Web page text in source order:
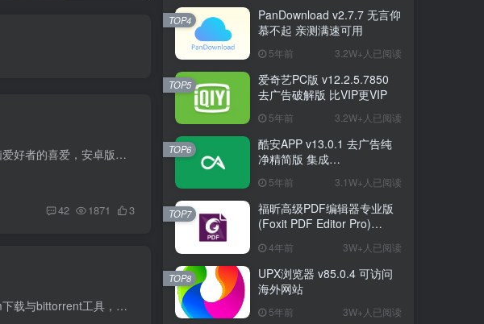
IDM+是一款功能强大且专业安卓资源下载器， 界面简单深受广大电脑爱好者的喜爱，安卓版本的IDM功能与电脑相似，都支持多线程下载，这些都不是重点，重点是电脑版的IDM不支持BT种子磁力下载，安...
42 1871 3
XDown，Torrent/磁力链/百度云下载神器，一款开源免费无广告的idm下载与bittorrent工具，多线程128并发的下载工具，专业的文件下载与分享工具。支持标准FTP/HTTP/HTTPS/HTTP2协议下载 ，支持BT...
PanDownload v2.7.7 无言仰
慕不起 亲测满速可用
5年前 3.2W+人已阅读
TOP4
爱奇艺PC版 v12.2.5.7850
去广告破解版 比VIP更VIP
5年前 3.2W+人已阅读
TOP5
酷安APP v13.0.1 去广告纯
净精简版 集成
FuckCoolapkR1.16.5
5年前 3.1W+人已阅读
TOP6
福昕高级PDF编辑器专业版
(Foxit PDF Editor Pro)
4年前 3W+人已阅读
TOP7
UPX浏览器 v85.0.4 可访问
海外网站
5年前 3W+人已阅读
TOP8